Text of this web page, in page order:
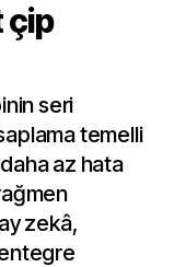
çip
seri
temelli
az hata
zekâ,